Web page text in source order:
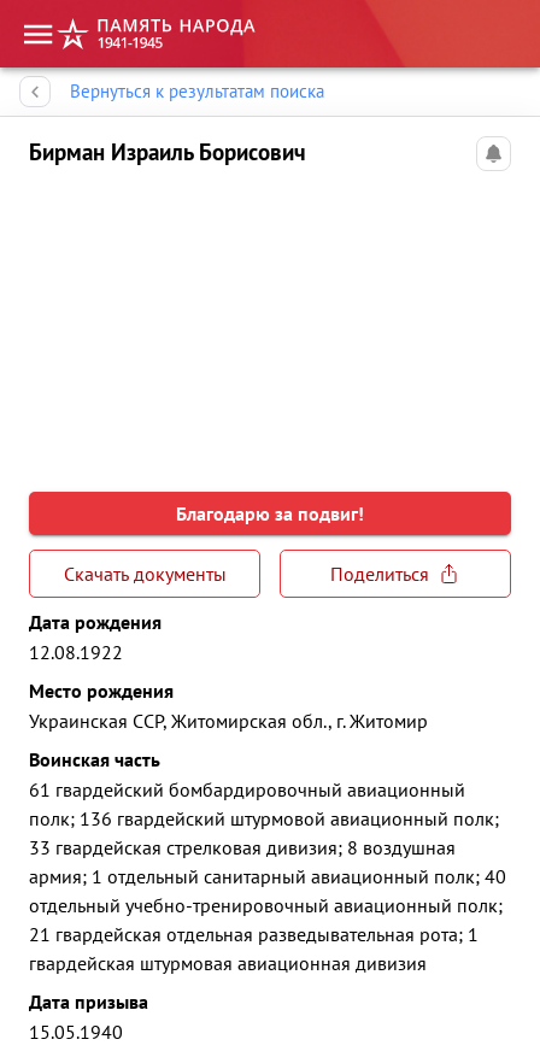
Вернуться к результатам поиска
Бирман Израиль Борисович
Благодарю за подвиг!
Скачать документы
Поделиться
Дата рождения
12.08.1922
Место рождения
Украинская ССР, Житомирская обл., г. Житомир
Воинская часть
61 гвардейский бомбардировочный авиационный
полк; 136 гвардейский штурмовой авиационный полк;
33 гвардейская стрелковая дивизия; 8 воздушная
армия; 1 отдельный санитарный авиационный полк; 40
отдельный учебно-тренировочный авиационный полк;
21 гвардейская отдельная разведывательная рота; 1
гвардейская штурмовая авиационная дивизия
Дата призыва
15.05.1940
Память народа